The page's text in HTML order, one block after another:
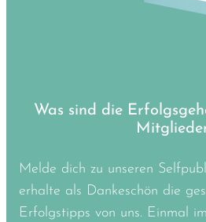
Was sind die
Melde dich zu unseren
erhalte als Dankeschön die
Erfolgstipps von uns. Einmal